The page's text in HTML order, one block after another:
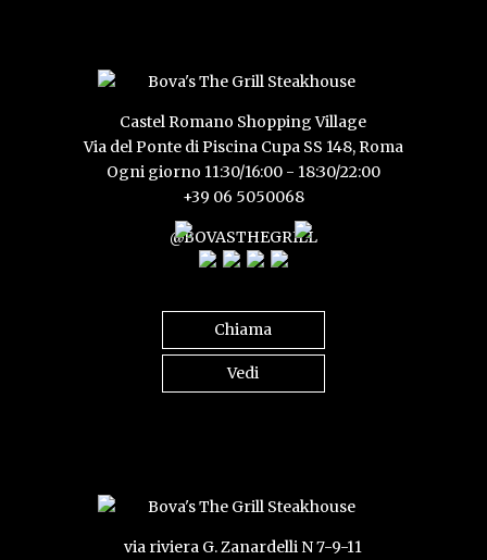
Castel Romano Shopping Village
Via del Ponte di Piscina Cupa SS 148, Roma
Ogni giorno 11:30/16:00 - 18:30/22:00
+39 06 5050068
@BOVASTHEGRILL
Chiama
Vedi
via riviera G. Zanardelli N 7-9-11